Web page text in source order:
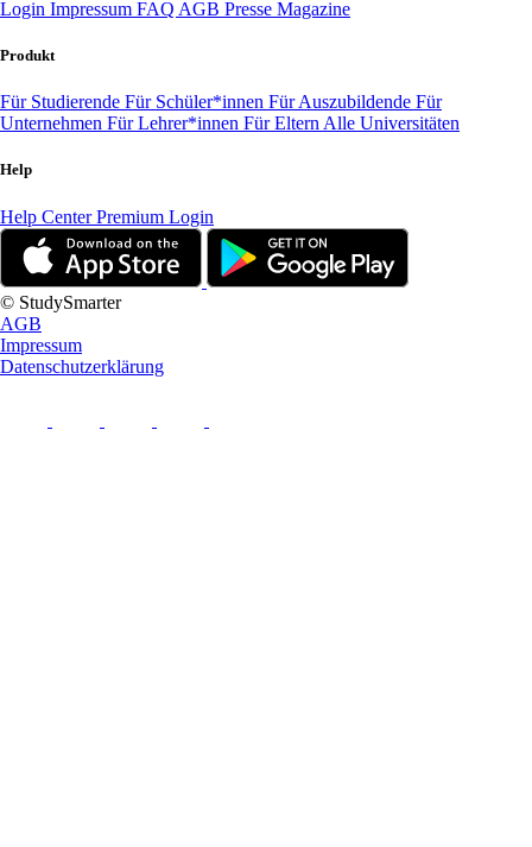
Login Impressum FAQ AGB Presse Magazine
Produkt
Für Studierende Für Schüler*innen Für Auszubildende Für
Unternehmen Für Lehrer*innen Für Eltern Alle Universitäten
Help
Help CenterPremium Login
© StudySmarter
AGB
Impressum
Datenschutzerklärung